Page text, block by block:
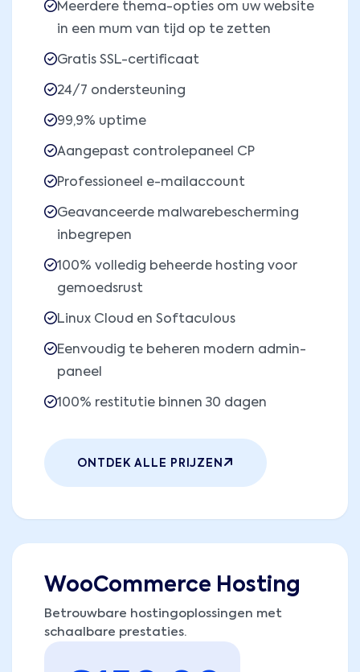
Meerdere thema-opties om uw website
in een mum van tijd op te zetten
Gratis SSL-certificaat
24/7 ondersteuning
99,9% uptime
Aangepast controlepaneel CP
Professioneel e-mailaccount
Geavanceerde malwarebescherming
inbegrepen
100% volledig beheerde hosting voor
gemoedsrust
Linux Cloud en Softaculous
Eenvoudig te beheren modern admin-
paneel
100% restitutie binnen 30 dagen
ONTDEK ALLE PRIJZEN
WooCommerce Hosting
Betrouwbare hostingoplossingen met
schaalbare prestaties.